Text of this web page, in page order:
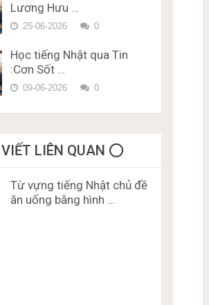
Lương Hưu …
25-06-2026 0
Học tiếng Nhật qua Tin
:Cơn Sốt …
09-06-2026 0
LIÊN QUAN ⭕️
Từ vựng tiếng Nhật chủ đề
ăn uống bằng hình …